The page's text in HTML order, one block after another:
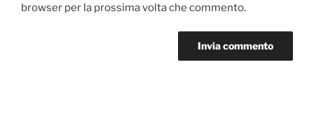
browser per la prossima volta che commento.